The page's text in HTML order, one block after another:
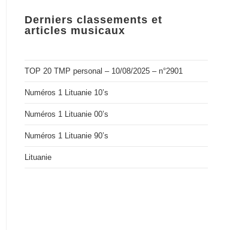
Derniers classements et
articles musicaux
TOP 20 TMP personal – 10/08/2025 – n°2901
Numéros 1 Lituanie 10’s
Numéros 1 Lituanie 00’s
Numéros 1 Lituanie 90’s
Lituanie